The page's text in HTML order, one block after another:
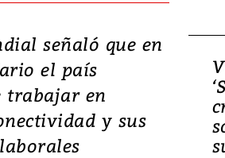
señaló que en
el país
trabajar en
y sus
Japón: Terremoto
y graves
en Kumamoto